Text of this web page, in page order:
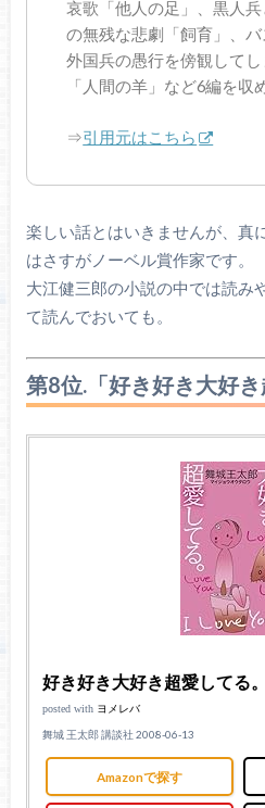
哀歌「他人の足」、黒人
の無残な悲劇「飼育」、
外国兵の愚行を傍観してし
「人間の羊」など6編を収
⇒引用元はこちら
楽しい話とはいきませんが、真
はさすがノーベル賞作家です。
大江健三郎の小説の中では読み
て読んでおいても。
第8位.「好き好き大好き
好き好き大好き超愛してる
posted with ヨメレバ
舞城 王太郎 講談社 2008-06-13
Amazonで探す